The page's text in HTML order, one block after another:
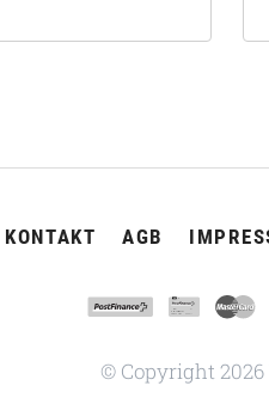
ÜBERSPRINGEN
KONTAKT AGB
© Copyright